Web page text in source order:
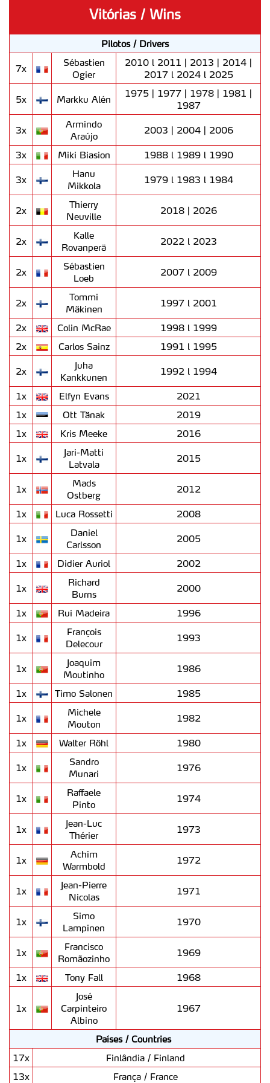
Vitórias / Wins
Pilotos / Drivers
7x
Sébastien
Ogier
2010 l 2011 | 2013 | 2014 |
2017 l 2024 l 2025
5x Markku Alén
1975 | 1977 | 1978 | 1981 |
1987
3x
Armindo
Araújo
2003 | 2004 | 2006
3x Miki Biasion 1988 l 1989 l 1990
3x
Hanu
Mikkola
1979 l 1983 l 1984
2x
Thierry
Neuville
2018 | 2026
2x
Kalle
Rovanperä
2022 l 2023
2x
Sébastien
Loeb
2007 l 2009
2x
Tommi
Mäkinen
1997 l 2001
2x Colin McRae
1998 l 1999
2x
Carlos Sainz 1991 l 1995
2x
Juha
Kankkunen
1992 l 1994
1x Elfyn Evans
2021
1x
Ott Tänak
2019
1x
Kris Meeke 2016
1x
Jari-Matti
Latvala
2015
1x
Mads
Ostberg
2012
1x Luca Rossetti 2008
1x
Daniel
Carlsson
2005
1x Didier Auriol 2002
1x
Richard
Burns
2000
1x Rui Madeira 1996
1x
François
Delecour
1993
1x
Joaquim
Moutinho
1986
1x Timo Salonen 1985
1x
Michele
Mouton
1982
1x Walter Röhl 1980
1x
Sandro
Munari
1976
1x
Raffaele
Pinto
1974
1x
Jean-Luc
Thérier
1973
1x
Achim
Warmbold
1972
1x
Jean-Pierre
Nicolas
1971
1x
Simo
Lampinen
1970
1x
Francisco
Romãozinho
1969
1x Tony Fall 1968
1x
José
Carpinteiro
Albino
1967
Países / Countries
17x
Finlândia / Finland
13x
França / France